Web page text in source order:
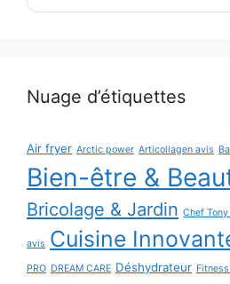
Nuage d’étiquettes
Air fryer Arctic power Articollagen avis
Bien-être &
Bricolage & Jardin Chef
avis Cuisine
PRO DREAM CARE Déshydrateur